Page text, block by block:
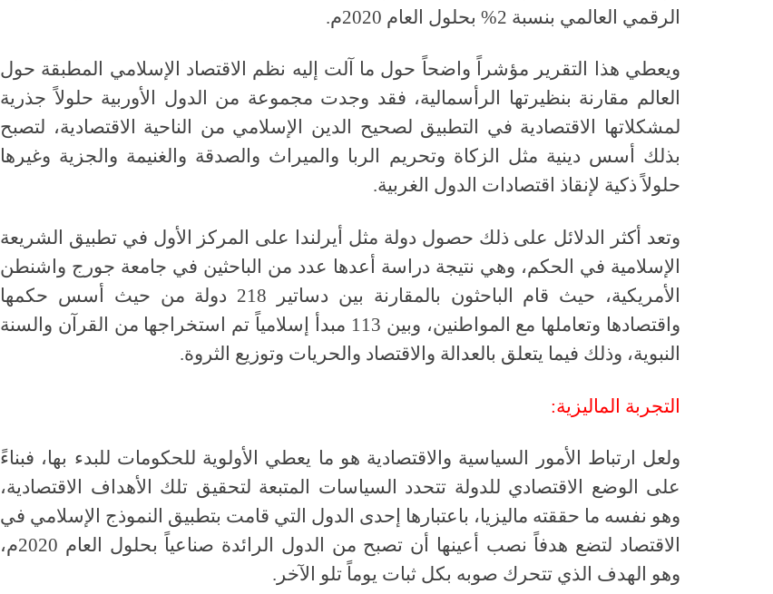
الرقمي العالمي بنسبة 2% بحلول العام 2020م.
ويعطي هذا التقرير مؤشراً واضحاً حول ما آلت إليه نظم الاقتصاد الإسلامي المطبقة حول
العالم مقارنة بنظيرتها الرأسمالية، فقد وجدت مجموعة من الدول الأوربية حلولاً جذرية
لمشكلاتها الاقتصادية في التطبيق لصحيح الدين الإسلامي من الناحية الاقتصادية، لتصبح
بذلك أسس دينية مثل الزكاة وتحريم الربا والميراث والصدقة والغنيمة والجزية وغيرها
حلولاً ذكية لإنقاذ اقتصادات الدول الغربية.
وتعد أكثر الدلائل على ذلك حصول دولة مثل أيرلندا على المركز الأول في تطبيق الشريعة
الإسلامية في الحكم، وهي نتيجة دراسة أعدها عدد من الباحثين في جامعة جورج واشنطن
الأمريكية، حيث قام الباحثون بالمقارنة بين دساتير 218 دولة من حيث أسس حكمها
واقتصادها وتعاملها مع المواطنين، وبين 113 مبدأ إسلامياً تم استخراجها من القرآن والسنة
النبوية، وذلك فيما يتعلق بالعدالة والاقتصاد والحريات وتوزيع الثروة.
التجربة الماليزية:
ولعل ارتباط الأمور السياسية والاقتصادية هو ما يعطي الأولوية للحكومات للبدء بها، فبناءً
على الوضع الاقتصادي للدولة تتحدد السياسات المتبعة لتحقيق تلك الأهداف الاقتصادية،
وهو نفسه ما حققته ماليزيا، باعتبارها إحدى الدول التي قامت بتطبيق النموذج الإسلامي في
الاقتصاد لتضع هدفاً نصب أعينها أن تصبح من الدول الرائدة صناعياً بحلول العام
م،
وهو الهدف الذي تتحرك صوبه بكل ثبات يوماً تلو الآخر .